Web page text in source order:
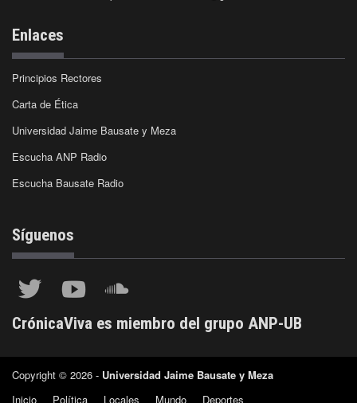
Enlaces
Principios Rectores
Carta de Ética
Universidad Jaime Bausate y Meza
Escucha ANP Radio
Escucha Bausate Radio
Síguenos
CrónicaViva es miembro del grupo ANP-UB
Copyright © 2026 - Universidad Jaime Bausate y Meza
Inicio
Política Locales Mundo Deportes